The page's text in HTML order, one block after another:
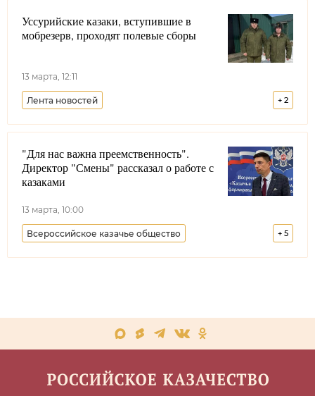
Минюст РФ
Уссурийские казаки, вступившие в
мобрезерв, проходят полевые сборы
13 марта, 12:11
+ 2
Лента новостей
Уссурийское войсковое казачье общество
Минобороны РФ
"Для нас важна преемственность".
Директор "Смены" рассказал о работе с
казаками
13 марта, 10:00
+ 5
Всероссийское казачье общество
Казачья молодежь Образование